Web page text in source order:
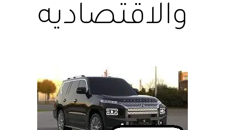
والاقتصاديه